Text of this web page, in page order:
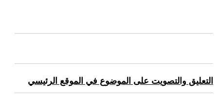
التعليق والتصويت على الموضوع في الموقع الرئيسي